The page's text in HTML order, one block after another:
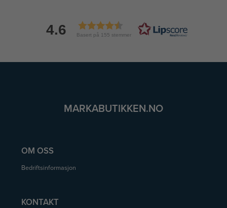
4.6 Basert på 155 stemmer
MARKABUTIKKEN.NO
OM OSS
Bedriftsinformasjon
KONTAKT